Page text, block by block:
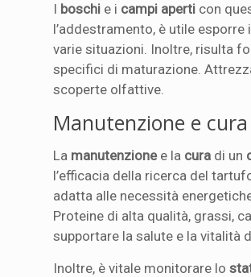
I boschi e i campi aperti con
l’addestramento, è utile
varie situazioni. Inoltre, risulta
specifici di maturazione.
scoperte olfattive.
Manutenzione e
La manutenzionee la cura di un
l’efficacia della ricerca del
adatta alle necessità
Proteine di alta qualità, grassi,
supportare la salute e la vitalità
Inoltre, è vitale monitorare lo